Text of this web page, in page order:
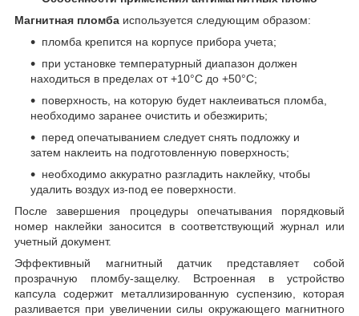
Магнитная пломба используется следующим образом:
пломба крепится на корпусе прибора учета;
при установке температурный диапазон должен
находиться в пределах от +10°С до +50°С;
поверхность, на которую будет наклеиваться пломба,
необходимо заранее очистить и обезжирить;
перед опечатыванием следует снять подложку и
затем наклеить на подготовленную поверхность;
необходимо аккуратно разгладить наклейку, чтобы
удалить воздух из-под ее поверхности.
После завершения процедуры опечатывания порядковый
номер наклейки заносится в соответствующий журнал или
учетный документ.
Эффективный магнитный датчик представляет собой
прозрачную пломбу-защелку. Встроенная в устройство
капсула содержит металлизированную суспензию, которая
разливается при увеличении силы окружающего магнитного